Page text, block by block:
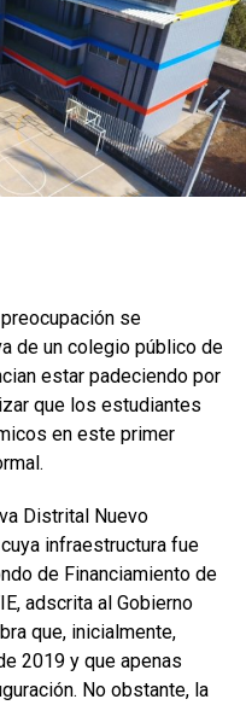
se
de un colegio público de
estar padeciendo por
que los estudiantes
en este primer
Distrital Nuevo
infraestructura fue
de Financiamiento de
adscrita al Gobierno
que, inicialmente,
2019 y que apenas
No obstante, la